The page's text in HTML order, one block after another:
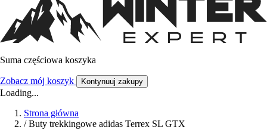
Suma częściowa koszyka
Zobacz mój koszyk Kontynuuj zakupy
Loading...
Strona główna
/ Buty trekkingowe adidas Terrex SL GTX